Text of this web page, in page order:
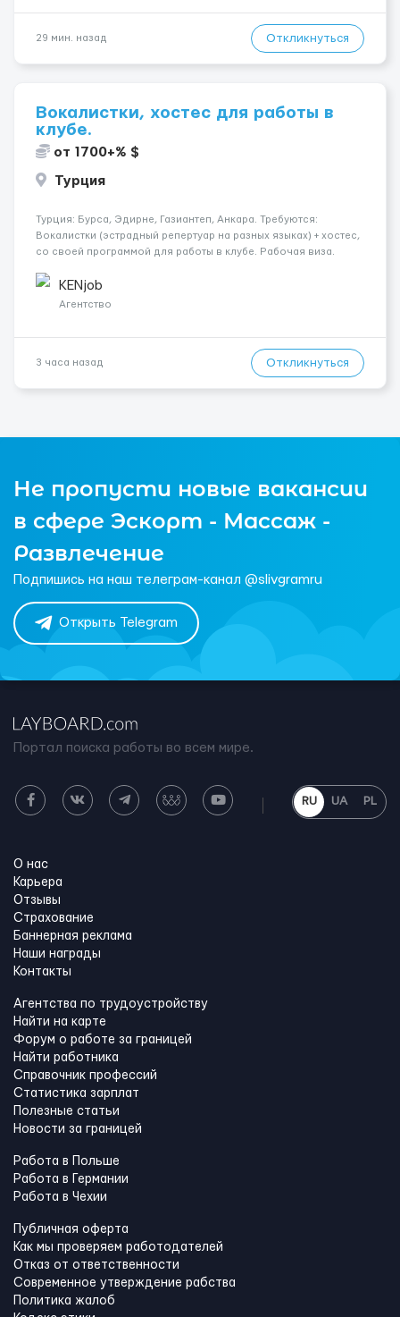
29 мин. назад Откликнуться
Вокалистки, хостес для работы в
клубе.
от 1700+% $
Турция
Турция: Бурса, Эдирне, Газиантеп, Анкара. Требуются:
Вокалистки (эстрадный репертуар на разных языках) + хостеc,
со своей программой для работы в клубе. Рабочая виза.
одного до трех месяцев. Мед. страховка. Высокая зарплат...
KENjob
Агентство
3 часа назад Откликнуться
Не пропусти новые вакансии
в сфере Эскорт - Массаж -
Развлечение
Подпишись на наш телеграм-канал @slivgramru
Открыть Telegram
Портал поиска работы во всем мире.
RU UA PL
О нас
Карьера
Отзывы
Страхование
Баннерная реклама
Наши награды
Контакты
Агентства по трудоустройству
Найти на карте
Форум о работе за границей
Найти работника
Справочник профессий
Статистика зарплат
Полезные статьи
Новости за границей
Работа в Польше
Работа в Германии
Работа в Чехии
Публичная оферта
Как мы проверяем работодателей
Отказ от ответственности
Современное утверждение рабства
Политика жалоб